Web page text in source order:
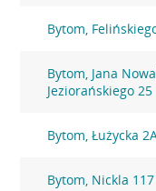
Bytom,
Bytom, Jana
Jeziorańskiego 25
Bytom, Łużycka
Bytom, Nickla 117